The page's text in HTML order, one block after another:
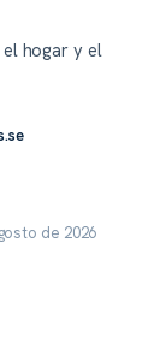
hogar y el
de 2026